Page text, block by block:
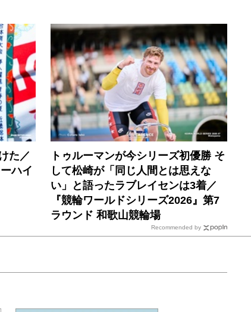
た／
ハイ
トゥルーマンが今シリーズ初優勝 そ
して松崎が「同じ人間とは思えな
い」と語ったラブレイセンは3着／
『競輪ワールドシリーズ2026』第7
ラウンド 和歌山競輪場
Recommended by